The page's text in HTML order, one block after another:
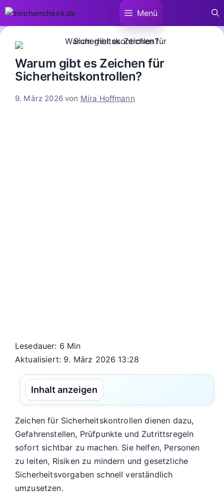
Zum
springen
Menü
Warum gibt es Zeichen für
Sicherheitskontrollen?
9. März 2026 von Mira Hoffmann
Lesedauer: 6 Min
Aktualisiert: 9. März 2026 13:28
Inhalt anzeigen
Zeichen für Sicherheitskontrollen dienen dazu,
Gefahrenstellen, Prüfpunkte und Zutrittsregeln
sofort sichtbar zu machen. Sie helfen, Personen
zu leiten, Risiken zu mindern und gesetzliche
Sicherheitsvorgaben schnell verständlich
umzusetzen.